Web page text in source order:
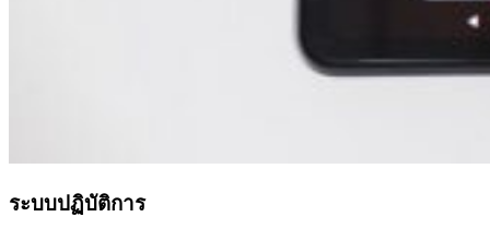
ระบบปฏิบัติการ